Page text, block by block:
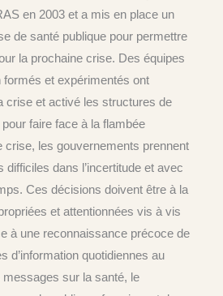
en 2003 et a mis en place un
de santé publique pour permettre
la prochaine crise. Des équipes
formés et expérimentés ont
crise et activé les structures de
faire face à la flambée
crise, les gouvernements prennent
dans l’incertitude et avec
Ces décisions doivent être à la
et attentionnées vis à vis
à une reconnaissance précoce de
d’information quotidiennes au
sur la santé, le